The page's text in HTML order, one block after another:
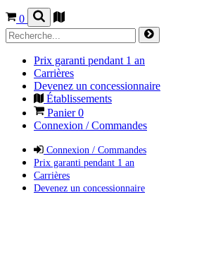
0
Prix garanti pendant 1 an
Carrières
Devenez un concessionnaire
Établissements
Panier0
Connexion / Commandes
Connexion / Commandes
Prix garanti pendant 1 an
Carrières
Devenez un concessionnaire